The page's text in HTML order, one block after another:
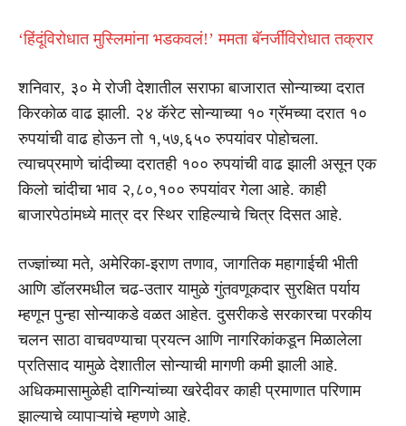
‘हिंदूंविरोधात मुस्लिमांना भडकवलं!’ ममता बॅनर्जींविरोधात तक्रार
शनिवार, ३० मे रोजी देशातील सराफा बाजारात सोन्याच्या दरात
किरकोळ वाढ झाली. २४ कॅरेट सोन्याच्या १० ग्रॅमच्या दरात १०
रुपयांची वाढ होऊन तो १,५७,६५० रुपयांवर पोहोचला.
त्याचप्रमाणे चांदीच्या दरातही १०० रुपयांची वाढ झाली असून एक
किलो चांदीचा भाव २,८०,१०० रुपयांवर गेला आहे. काही
बाजारपेठांमध्ये मात्र दर स्थिर राहिल्याचे चित्र दिसत आहे.
तज्ज्ञांच्या मते, अमेरिका-इराण तणाव, जागतिक महागाईची भीती
आणि डॉलरमधील चढ-उतार यामुळे गुंतवणूकदार सुरक्षित पर्याय
म्हणून पुन्हा सोन्याकडे वळत आहेत. दुसरीकडे सरकारचा परकीय
चलन साठा वाचवण्याचा प्रयत्न आणि नागरिकांकडून मिळालेला
प्रतिसाद यामुळे देशातील सोन्याची मागणी कमी झाली आहे.
अधिकमासामुळेही दागिन्यांच्या खरेदीवर काही प्रमाणात परिणाम
झाल्याचे व्यापाऱ्यांचे म्हणणे आहे.